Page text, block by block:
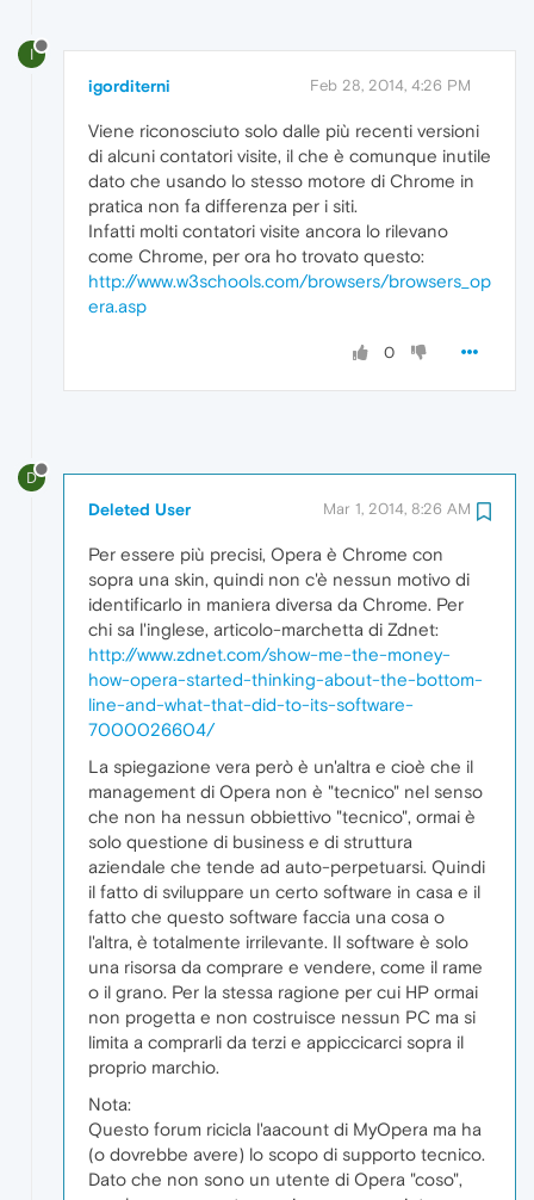
I
igorditerni Feb 28, 2014, 4:26 PM
Viene riconosciuto solo dalle più recenti versioni
di alcuni contatori visite, il che è comunque inutile
dato che usando lo stesso motore di Chrome in
pratica non fa differenza per i siti.
Infatti molti contatori visite ancora lo rilevano
come Chrome, per ora ho trovato questo:
http://www.w3schools.com/browsers/browsers_op
era.asp
0
D
Deleted User Mar 1, 2014, 8:26 AM
Per essere più precisi, Opera è Chrome con
sopra una skin, quindi non c'è nessun motivo di
identificarlo in maniera diversa da Chrome. Per
chi sa l'inglese, articolo-marchetta di Zdnet:
http://www.zdnet.com/show-me-the-money-
how-opera-started-thinking-about-the-bottom-
line-and-what-that-did-to-its-software-
7000026604/
La spiegazione vera però è un'altra e cioè che il
management di Opera non è "tecnico" nel senso
che non ha nessun obbiettivo "tecnico", ormai è
solo questione di business e di struttura
aziendale che tende ad auto-perpetuarsi. Quindi
il fatto di sviluppare un certo software in casa e il
fatto che questo software faccia una cosa o
l'altra, è totalmente irrilevante. Il software è solo
una risorsa da comprare e vendere, come il rame
o il grano. Per la stessa ragione per cui HP ormai
non progetta e non costruisce nessun PC ma si
limita a comprarli da terzi e appiccicarci sopra il
proprio marchio.
Nota:
Questo forum ricicla l'aacount di MyOpera ma ha
(o dovrebbe avere) lo scopo di supporto tecnico.
Dato che non sono un utente di Opera "coso",